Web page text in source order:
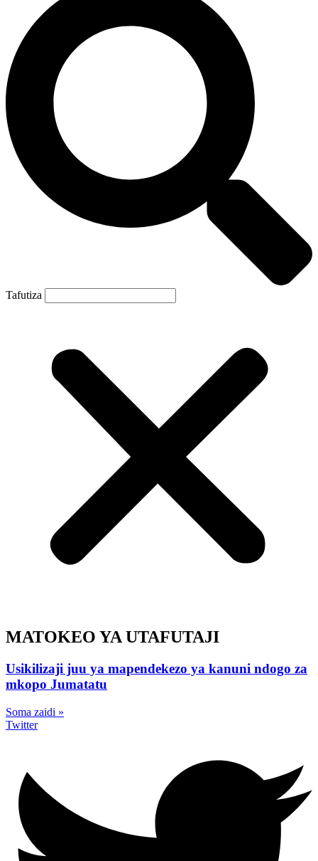
Tafutiza
MATOKEO YA UTAFUTAJI
Usikilizaji juu ya mapendekezo ya kanuni ndogo za
mkopo Jumatatu
Soma zaidi »
Twitter